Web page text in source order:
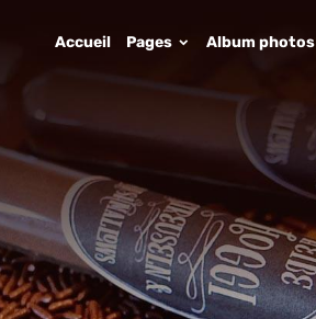
Accueil Pages Album photos